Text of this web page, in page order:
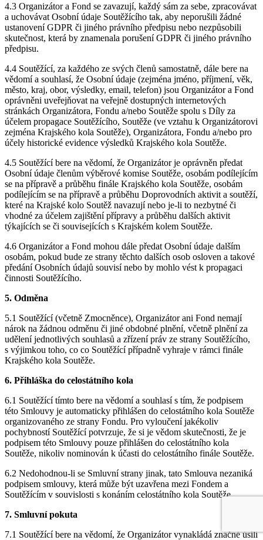
4.3 Organizátor a Fond se zavazují, každý sám za sebe, zpracovávat
a uchovávat Osobní údaje Soutěžícího tak, aby neporušili žádné
ustanovení GDPR či jiného právního předpisu nebo nezpůsobili
skutečnost, která by znamenala porušení GDPR či jiného právního
předpisu.
4.4 Soutěžící, za každého ze svých členů samostatně, dále bere na
vědomí a souhlasí, že Osobní údaje (zejména jméno, příjmení, věk,
město, kraj, obor, výsledky, email, telefon) jsou Organizátor a Fond
oprávněni uveřejňovat na veřejně dostupných internetových
stránkách Organizátora, Fondu a/nebo Soutěže spolu s Díly za
účelem propagace Soutěžícího, Soutěže (ve vztahu k Organizátorovi
zejména Krajského kola Soutěže), Organizátora, Fondu a/nebo pro
účely historické evidence výsledků Krajského kola Soutěže.
4.5 Soutěžící bere na vědomí, že Organizátor je oprávněn předat
Osobní údaje členům výběrové komise Soutěže, osobám podílejícím
se na přípravě a průběhu finále Krajského kola Soutěže, osobám
podílejícím se na přípravě a průběhu Doprovodních aktivit a soutěží,
které na Krajské kolo Soutěž navazují nebo je-li to nezbytné či
vhodné za účelem zajištění přípravy a průběhu dalších aktivit
týkajících se či souvisejících s Krajském kolem Soutěže.
4.6 Organizátor a Fond mohou dále předat Osobní údaje dalším
osobám, pokud bude ze strany těchto dalších osob osloven a takové
předání Osobních údajů souvisí nebo by mohlo vést k propagaci
činnosti Soutěžícího.
5. Odměna
5.1 Soutěžící (včetně Zmocněnce), Organizátor ani Fond nemají
nárok na žádnou odměnu či jiné obdobné plnění, včetně plnění za
udělení jednotlivých souhlasů a zřízení práv ze strany Soutěžícího,
s výjimkou toho, co co Soutěžící případně vyhraje v rámci finále
Krajského kola Soutěže.
6. Přihláška do celostátního kola
6.1 Soutěžící tímto bere na vědomí a souhlasí s tím, že podpisem
této Smlouvy je automaticky přihlášen do celostátního kola Soutěže
organizovaného ze strany Fondu. Pro vyloučení jakékoliv
pochybností Soutěžící potvrzuje, že si je vědom skutečnosti, že je
podpisem této Smlouvy pouze přihlášen do celostátního kola
Soutěže, nikoliv nominován k účasti do celostátního finále Soutěže.
6.2 Nedohodnou-li se Smluvní strany jinak, tato Smlouva nezaniká
podpisem smlouvy, která může být uzavřena mezi Fondem a
Soutěžícím v souvislosti s konáním celostátního kola Soutěže.
7. Smluvní pokuta
7.1 Soutěžící bere na vědomí, že Organizátor vynakládá značné úsilí